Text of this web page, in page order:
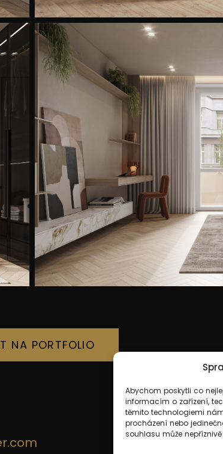
Abychom poskytli co
informacím o zařízení,
těmito technologiemi
procházení nebo
souhlasu může
NA PORTFOLIO